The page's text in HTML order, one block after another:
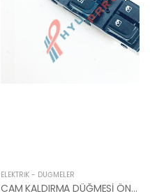
ELEKTRİK - DÜĞMELER
CAM KALDIRMA DÜĞMESİ ÖN SOL İ20 4/OTO 93570-1J102-YS